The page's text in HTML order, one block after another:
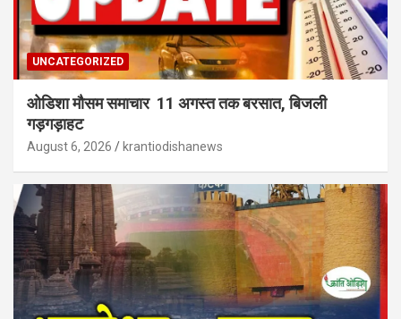
UNCATEGORIZED
ओडिशा मौसम समाचार 11 अगस्त तक बरसात, बिजली
गड़गड़ाहट
August 6, 2026 krantiodishanews